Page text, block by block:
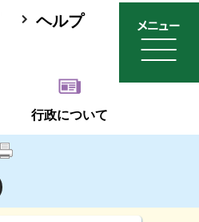
ヘルプ
行政について